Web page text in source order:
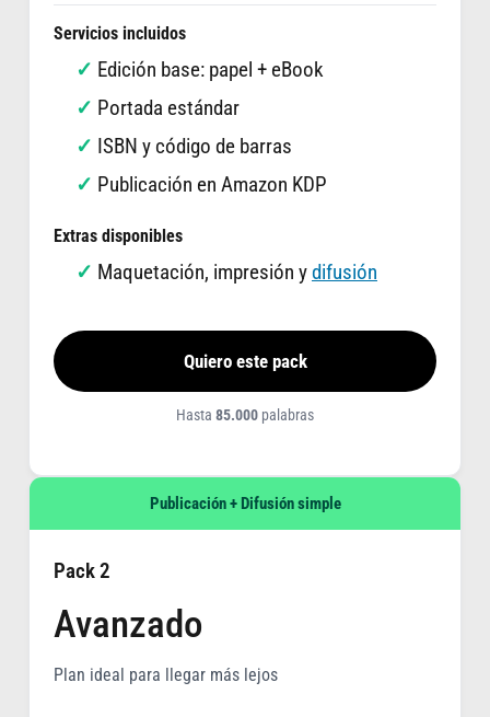
Servicios incluidos
Edición base: papel + eBook
Portada estándar
ISBN y código de barras
Publicación en Amazon KDP
Extras disponibles
Maquetación, impresión ydifusión
Quiero este pack
Hasta 85.000 palabras
Publicación + Difusión simple
Pack 2
Avanzado
Plan ideal para llegar más lejos